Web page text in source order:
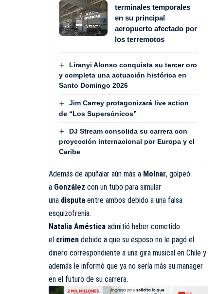
terminales temporales
en su principal
aeropuerto afectado por
los terremotos
Liranyi Alonso conquista su tercer oro
y completa una actuación histórica en
Santo Domingo 2026
Jim Carrey protagonizará live action
de “Los Supersónicos”
DJ Stream consolida su carrera con
proyección internacional por Europa y el
Caribe
Además de apuñalar aún más a Molnar, golpeó
a González con un tubo para simular
una disputa entre ambos debido a una falsa
esquizofrenia.
Natalia Améstica admitió haber cometido
el crimen debido a que su esposo no le pagó el
dinero correspondiente a una gira musical en Chile y
además le informó que ya no sería más su manager
en el futuro de su carrera.